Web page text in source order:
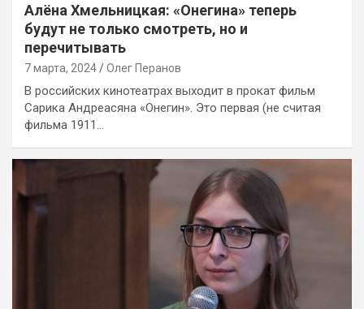
Алёна Хмельницкая: «Онегина» теперь
будут не только смотреть, но и
перечитывать
7 марта, 2024 Олег Перанов
В российских кинотеатрах выходит в прокат фильм
Сарика Андреасяна «Онегин». Это первая (не считая
фильма 1911…